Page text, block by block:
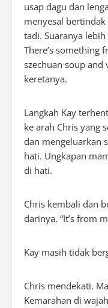
usap dagu dan
menyesal
tadi. Suaranya
There’s something
szechuan soup and
keretanya.
Langkah Kay
ke arah Chris yang
dan mengeluarkan
hati. Ungkapan
di hati.
Chris kembali dan
darinya. “It’s from
Kay masih tidak
Chris mendekati.
Kemarahan di